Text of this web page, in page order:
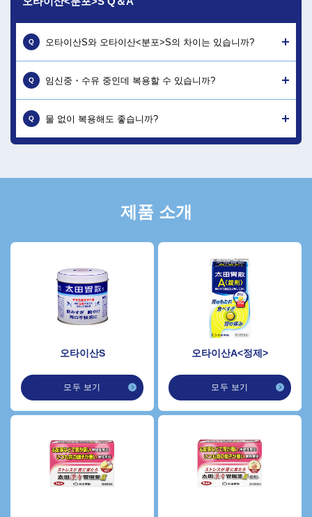
Q 오타이산S와 오타이산<분포>S의 차이는 있습니까?
A
내용물은 동일한 제제입니다.'오타이산S'는 캔에 들어있어
다.
Q 임신중・수유 중인데 복용할 수 있습니까?
A
태아에 영향을 주는 성분은 배합하지 않았으므로 임신 중
Q 물 없이 복용해도 좋습니까?
넣고 혀로 2~3회 잘 섞으면 복용하기 쉬워집니다.
제품 소개
오타이산S
모두 보기
오타이산A<정제>
모두 보기